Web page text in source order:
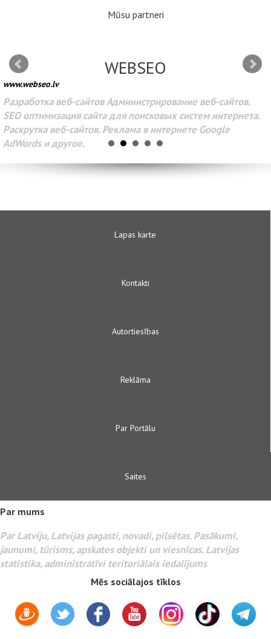
Mūsu partneri
WEBSEO
www.webseo.lv
Разработка веб-сайтов Администрирование веб-сайтов.
SEO оптимизация сайта для поисковых систем интернета.
Раскрутка веб-сайтов. Реклама в интернете Google
AdWords и другое.
Lapas karte
Kontakti
Autortiesības
Reklāma
Par Portālu
Saites
Par mums
Par Latviju, Latvijas pagasti, novadi, pilsētas. Pasākumi,
jaunumi, tūrisms, apskates objekti un viesnīcas. Latvijas
statistika, administratīvi teritoriālais iedalījums
Mēs sociālajos tīklos